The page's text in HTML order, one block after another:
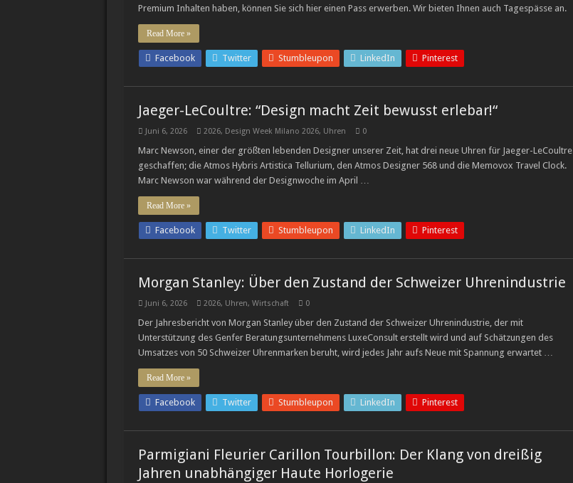
Premium Inhalten haben, können Sie sich hier einen Pass erwerben. Wir bieten Ihnen auch Tagespässe an.
Read More »
Facebook Twitter Stumbleupon LinkedIn Pinterest
Jaeger-LeCoultre: “Design macht Zeit bewusst erlebar!“
Juni 6, 2026 2026, Design Week Milano 2026, Uhren 0
Marc Newson, einer der größten lebenden Designer unserer Zeit, hat drei neue Uhren für Jaeger-LeCoultre
geschaffen; die Atmos Hybris Artistica Tellurium, den Atmos Designer 568 und die Memovox Travel Clock.
Marc Newson war während der Designwoche im April …
Read More »
Facebook Twitter Stumbleupon LinkedIn Pinterest
Morgan Stanley: Über den Zustand der Schweizer Uhrenindustrie
Juni 6, 2026 2026, Uhren, Wirtschaft 0
Der Jahresbericht von Morgan Stanley über den Zustand der Schweizer Uhrenindustrie, der mit
Unterstützung des Genfer Beratungsunternehmens LuxeConsult erstellt wird und auf Schätzungen des
Umsatzes von 50 Schweizer Uhrenmarken beruht, wird jedes Jahr aufs Neue mit Spannung erwartet …
Read More »
Facebook Twitter Stumbleupon LinkedIn Pinterest
Parmigiani Fleurier Carillon Tourbillon: Der Klang von dreißig
Jahren unabhängiger Haute Horlogerie